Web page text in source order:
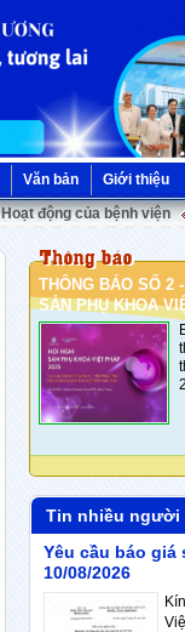
Văn bản
Giới thiệu
Hoạt động của bệnh viện
THÔNG BÁO SỐ 2
SẢN PHỤ KHOA
Tin nhiều người
Yêu cầu báo giá
10/08/2026